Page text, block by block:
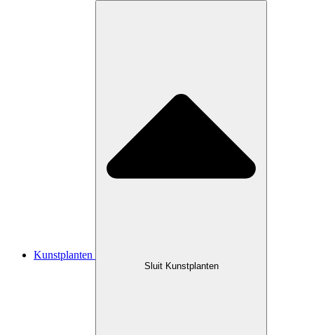
Kunstplanten
Sluit Kunstplanten